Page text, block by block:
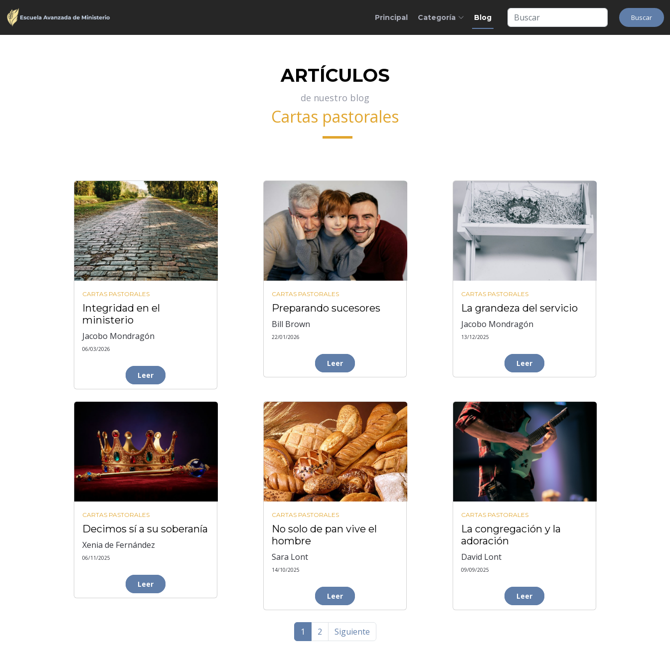
Principal Categoría Blog Buscar
ARTÍCULOS
de nuestro blog
Cartas pastorales
CARTAS PASTORALES
Integridad en el
ministerio
Jacobo Mondragón
06/03/2026
Leer
CARTAS PASTORALES
Preparando sucesores
Bill Brown
22/01/2026
Leer
CARTAS PASTORALES
La grandeza del servicio
Jacobo Mondragón
13/12/2025
Leer
CARTAS PASTORALES
Decimos sí a su soberanía
Xenia de Fernández
06/11/2025
Leer
CARTAS PASTORALES
No solo de pan vive el
hombre
Sara Lont
14/10/2025
Leer
CARTAS PASTORALES
La congregación y la
adoración
David Lont
09/09/2025
Leer
1 2 Siguiente